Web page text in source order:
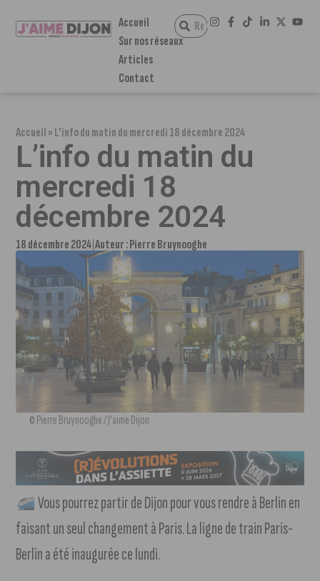
Accueil
Sur nos réseaux
Articles
Contact
Accueil»L’info du matin du mercredi 18 décembre 2024
L’info du matin du
mercredi 18
décembre 2024
18 décembre 2024 Auteur :Pierre Bruynooghe
© Pierre Bruynooghe / J'aime Dijon
Vous pourrez partir de Dijon pour vous rendre à Berlin en
faisant un seul changement à Paris. La ligne de train Paris-
Berlin a été inaugurée ce lundi.